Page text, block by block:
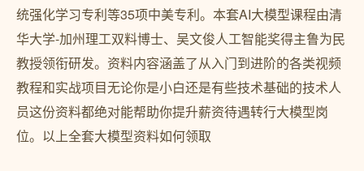
统强化学习专利等35项中美专利。本套AI大模型课程由清
华大学-加州理工双料博士、吴文俊人工智能奖得主鲁为民
教授领衔研发。资料内容涵盖了从入门到进阶的各类视频
教程和实战项目无论你是小白还是有些技术基础的技术人
员这份资料都绝对能帮助你提升薪资待遇转行大模型岗
位。以上全套大模型资料如何领取